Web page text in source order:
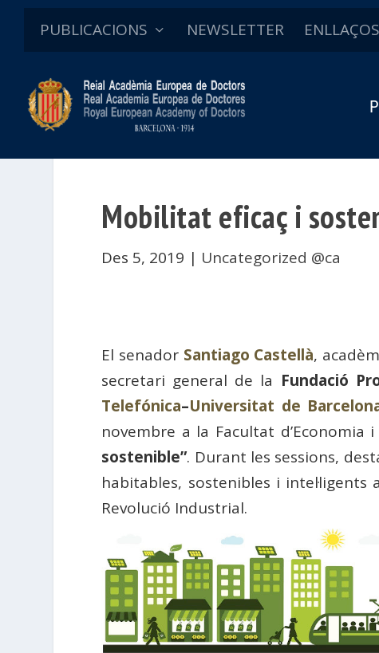
PUBLICACIONS NEWSLETTER ENLLAÇOS
Mobilitat eficaç i
Des 5, 2019 | Uncategorized @ca
El senador Santiago Castellà,
secretari general de la Fundació
Telefónica–Universitat de
novembre a la Facultat d’Economia
sostenible”. Durant les sessions,
habitables, sostenibles i
Revolució Industrial.